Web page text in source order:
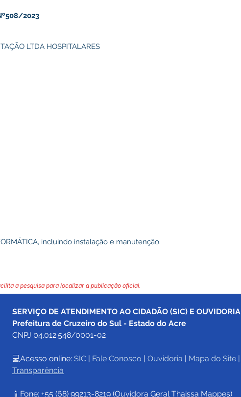
2023
LTDA HOSPITALARES
incluindo instalação e manutenção.
a pesquisa para localizar a publicação oficial.
SERVIÇO DE ATENDIMENTO AO CIDADÃO (SIC) E OUVIDORIA
Prefeitura de Cruzeiro do Sul - Estado do Acre
CNPJ 04.012.548/0001-02
💻Acesso online: SIC | Fale Conosco | Ouvidoria | Mapa do Site |
Transparência
📱Fone: +55 (68) 99213-8219 (Ouvidora Geral Thaissa Mappes)